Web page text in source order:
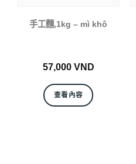
手工麵,1kg – mì khô
57,000 VND
查看內容